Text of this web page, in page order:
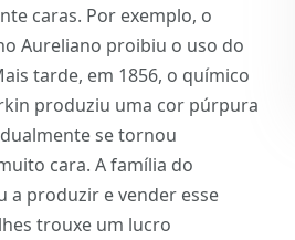
caras. Por exemplo, o
Aureliano proibiu o uso do
tarde, em 1856, o químico
produziu uma cor púrpura
se tornou
cara. A família do
a produzir e vender esse
trouxe um lucro